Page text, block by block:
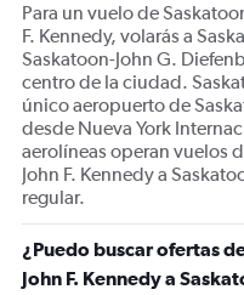
Para un vuelo de
F. Kennedy, volarás a
Saskatoon-John G.
centro de la ciudad.
único aeropuerto de
desde Nueva York
aerolíneas operan vuelos
John F. Kennedy a
regular.
¿Puedo buscar ofertas
John F. Kennedy a